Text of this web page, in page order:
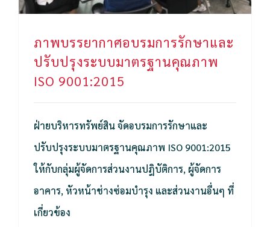
ภาพบรรยากาศอบรมการรักษาและ
ปรับปรุงระบบมาตรฐานคุณภาพ
ISO 9001:2015
ฝ่ายบริหารทรัพย์สิน จัดอบรมการรักษาและ
ปรับปรุงระบบมาตรฐานคุณภาพ ISO 9001:2015
ให้กับกลุ่มผู้จัดการส่วนงานปฎิบัติการ, ผู้จัดการ
อาคาร, หัวหน้าช่างซ่อมบำรุง และส่วนงานอื่นๆ ที่
เกี่ยวข้อง